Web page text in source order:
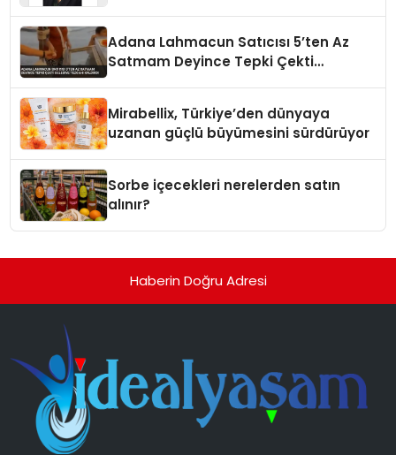
Adana Lahmacun Satıcısı 5’ten Az
Satmam Deyince Tepki Çekti
Mirabellix, Türkiye’den dünyaya
uzanan güçlü büyümesini sürdürüyor
Sorbe içecekleri nerelerden satın
alınır?
Haberin Doğru Adresi